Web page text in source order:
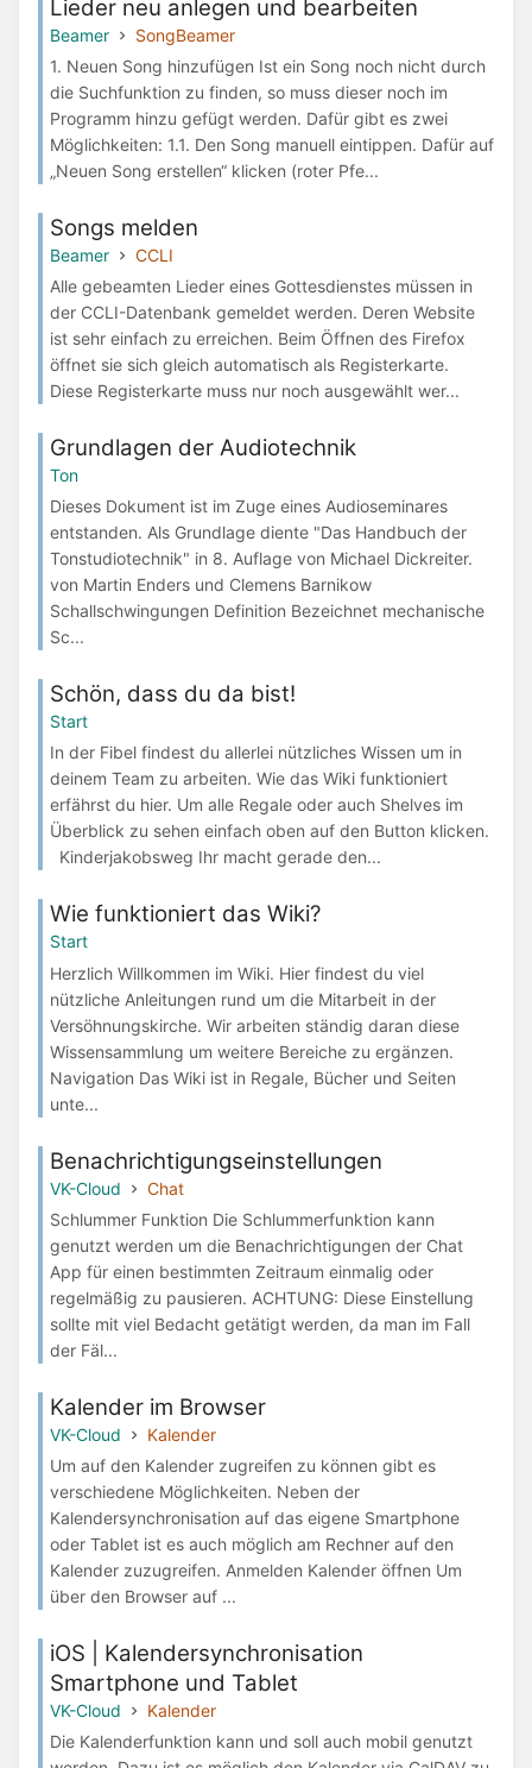
Lieder neu anlegen und bearbeiten
Beamer
SongBeamer
1. Neuen Song hinzufügen Ist ein Song noch nicht durch
die Suchfunktion zu finden, so muss dieser noch im
Programm hinzu gefügt werden. Dafür gibt es zwei
Möglichkeiten: 1.1. Den Song manuell eintippen. Dafür auf
„Neuen Song erstellen“ klicken (roter Pfe...
Songs melden
Beamer
CCLI
Alle gebeamten Lieder eines Gottesdienstes müssen in
der CCLI-Datenbank gemeldet werden. Deren Website
ist sehr einfach zu erreichen. Beim Öffnen des Firefox
öffnet sie sich gleich automatisch als Registerkarte.
Diese Registerkarte muss nur noch ausgewählt wer...
Grundlagen der Audiotechnik
Ton
Dieses Dokument ist im Zuge eines Audioseminares
entstanden. Als Grundlage diente "Das Handbuch der
Tonstudiotechnik" in 8. Auflage von Michael Dickreiter.
von Martin Enders und Clemens Barnikow
Schallschwingungen Definition Bezeichnet mechanische
Sc...
Schön, dass du da bist!
Start
In der Fibel findest du allerlei nützliches Wissen um in
deinem Team zu arbeiten. Wie das Wiki funktioniert
erfährst du hier. Um alle Regale oder auch Shelves im
Überblick zu sehen einfach oben auf den Button klicken.
Kinderjakobsweg Ihr macht gerade den...
Wie funktioniert das Wiki?
Start
Herzlich Willkommen im Wiki. Hier findest du viel
nützliche Anleitungen rund um die Mitarbeit in der
Versöhnungskirche. Wir arbeiten ständig daran diese
Wissensammlung um weitere Bereiche zu ergänzen.
Navigation Das Wiki ist in Regale, Bücher und Seiten
unte...
Benachrichtigungseinstellungen
VK-Cloud
Chat
Schlummer Funktion Die Schlummerfunktion kann
genutzt werden um die Benachrichtigungen der Chat
App für einen bestimmten Zeitraum einmalig oder
regelmäßig zu pausieren. ACHTUNG: Diese Einstellung
sollte mit viel Bedacht getätigt werden, da man im Fall
der Fäl...
Kalender im Browser
VK-Cloud
Kalender
Um auf den Kalender zugreifen zu können gibt es
verschiedene Möglichkeiten. Neben der
Kalendersynchronisation auf das eigene Smartphone
oder Tablet ist es auch möglich am Rechner auf den
Kalender zuzugreifen. Anmelden Kalender öffnen Um
über den Browser auf ...
iOS | Kalendersynchronisation
Smartphone und Tablet
VK-Cloud
Kalender
Die Kalenderfunktion kann und soll auch mobil genutzt